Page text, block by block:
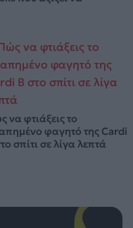
να φτιάξεις το
φαγητό της Cardi
σπίτι σε λίγα λεπτά